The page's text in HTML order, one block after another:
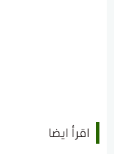
اقرأ ايضا